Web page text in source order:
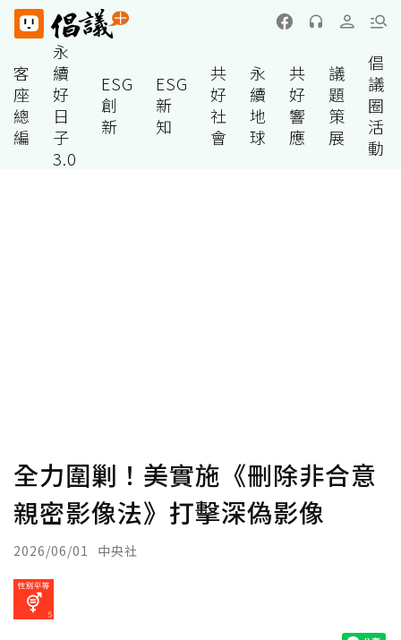
客
座
總
編
永
續
好
日
子
3.0
ESG
創
新
ESG
新
知
共
好
社
會
永
續
地
球
共
好
響
應
議
題
策
展
倡
議
圈
活
動
全力圍剿！美實施《刪除非合意
親密影像法》打擊深偽影像
2026/06/01 中央社